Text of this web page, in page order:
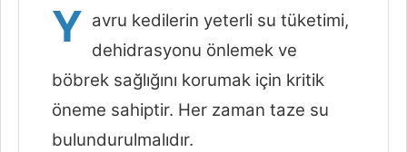
Y avru kedilerin yeterli su tüketimi,
dehidrasyonu önlemek ve
böbrek sağlığını korumak için kritik
öneme sahiptir. Her zaman taze su
bulundurulmalıdır.